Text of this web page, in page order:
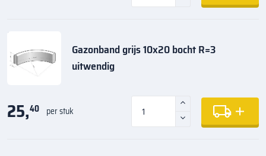
Gazonband grijs 10x20 bocht R=3
uitwendig
25,40 per stuk